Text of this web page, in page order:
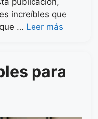
publicación,
increíbles que
… Leer más
para